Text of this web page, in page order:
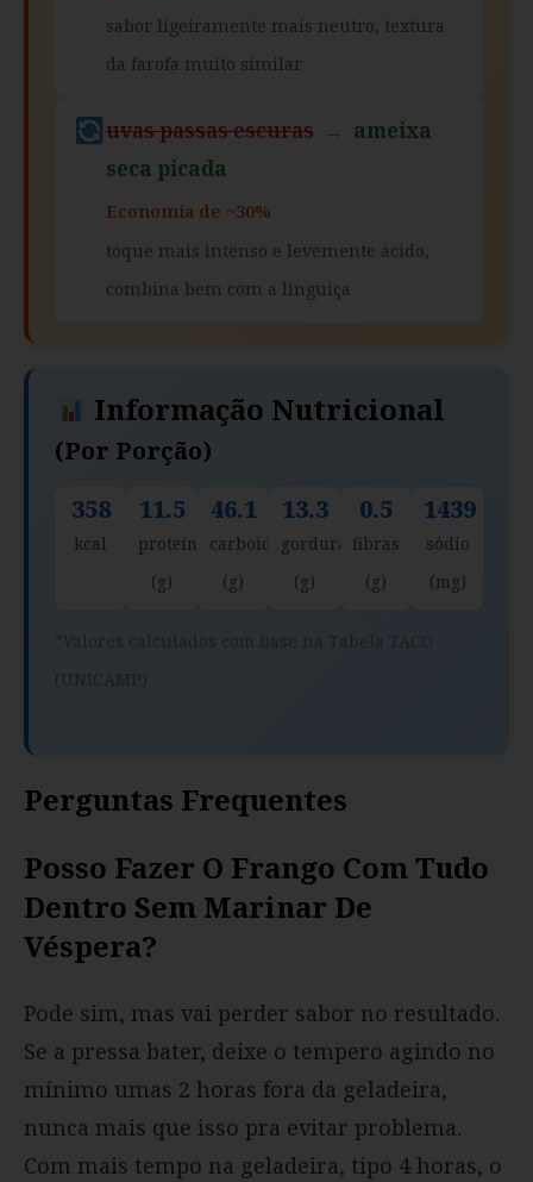
sabor ligeiramente mais neutro, textura
da farofa muito similar
uvas passas escuras → ameixa
seca picada
Economia de ~30%
toque mais intenso e levemente ácido,
combina bem com a linguiça
Informação Nutricional
(por Porção)
358
kcal
11.5
proteína
(g)
46.1
carboidratos
(g)
13.3
gorduras
(g)
0.5
fibras
(g)
1439
sódio
(mg)
Perguntas Frequentes
Posso Fazer O Frango Com Tudo
Dentro Sem Marinar De
Véspera?
Pode sim, mas vai perder sabor no resultado.
Se a pressa bater, deixe o tempero agindo no
mínimo umas 2 horas fora da geladeira,
nunca mais que isso pra evitar problema.
Com mais tempo na geladeira, tipo 4 horas, o